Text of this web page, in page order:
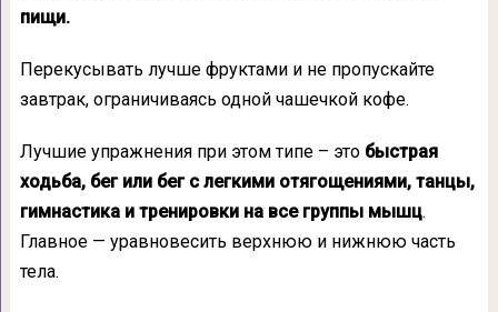
пищи.
Перекусывать лучше фруктами и не пропускайте
завтрак, ограничиваясь одной чашечкой кофе.
Лучшие упражнения при этом типе – это быстрая
ходьба, бег или бег с легкими отягощениями, танцы,
гимнастика и тренировки на все группы мышц.
Главное — уравновесить верхнюю и нижнюю часть
тела.